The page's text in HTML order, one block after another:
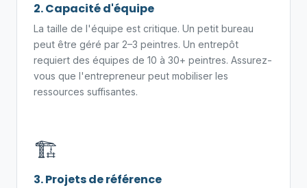
2. Capacité d'équipe
La taille de l'équipe est critique. Un petit bureau
peut être géré par 2–3 peintres. Un entrepôt
requiert des équipes de 10 à 30+ peintres. Assurez-
vous que l'entrepreneur peut mobiliser les
ressources suffisantes.
🏗️
3. Projets de référence